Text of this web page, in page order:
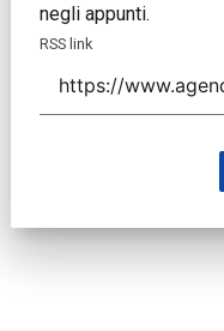
negli appunti.
RSS link